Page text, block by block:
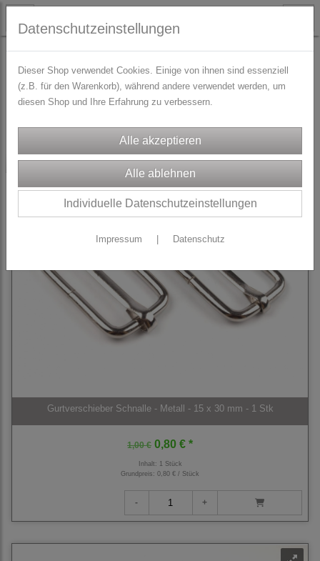
TRACHTENZUBEHÖR Gurtbänder
Sortierung wählen
-20%
Gurtverschieber Schnalle - Metall - 15 x 30 mm - 1 Stk
1,00 € 0,80 € *
Inhalt: 1 Stück
Grundpreis: 0,80 € / Stück
Datenschutzeinstellungen
Dieser Shop verwendet Cookies. Einige von ihnen sind essenziell
(z.B. für den Warenkorb), während andere verwendet werden, um
diesen Shop und Ihre Erfahrung zu verbessern.
Individuelle Datenschutzeinstellungen
Impressum Datenschutz